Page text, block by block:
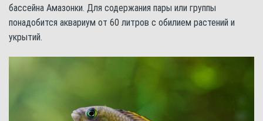
бассейна Амазонки. Для содержания пары или группы
понадобится аквариум от 60 литров с обилием растений и
укрытий.